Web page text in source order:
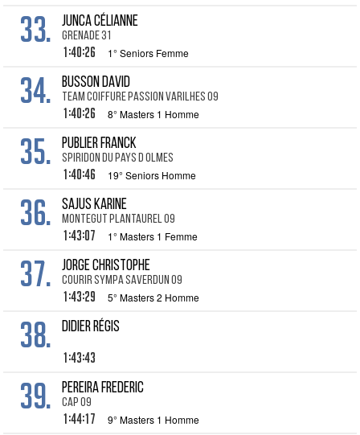
33. JUNCA Célianne
Grenade 31
1:40:26 1° Seniors Femme
34. BUSSON David
Team Coiffure Passion Varilhes 09
1:40:26 8° Masters 1 Homme
35. PUBLIER Franck
spiridon du pays d olmes
1:40:46 19° Seniors Homme
36. SAJUS Karine
Montegut Plantaurel 09
1:43:07 1° Masters 1 Femme
37. JORGE Christophe
Courir Sympa Saverdun 09
1:43:29 5° Masters 2 Homme
38. DIDIER Régis
1:43:43
39. PEREIRA Frederic
CAP 09
1:44:17 9° Masters 1 Homme